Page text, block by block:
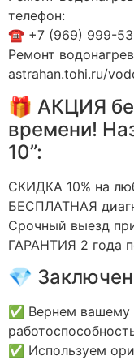
телефон:
☎️ +7 (969) 999-53-
Ремонт
astrahan.tohi.ru/
🎁 АКЦИЯ
времени!
10”:
СКИДКА 10% на
БЕСПЛАТНАЯ
Срочный выезд
ГАРАНТИЯ 2 года
💎
✅ Вернем вашему
✅ Используем